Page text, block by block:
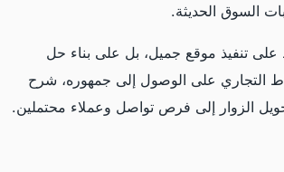
السوق الحديثة.
على تنفيذ موقع جميل، بل على بناء حل
التجاري على الوصول إلى جمهوره، شرح
الزوار إلى فرص تواصل وعملاء محتملين.